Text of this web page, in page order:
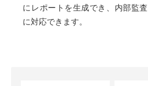
にレポートを生成でき、内部監
に対応できます。